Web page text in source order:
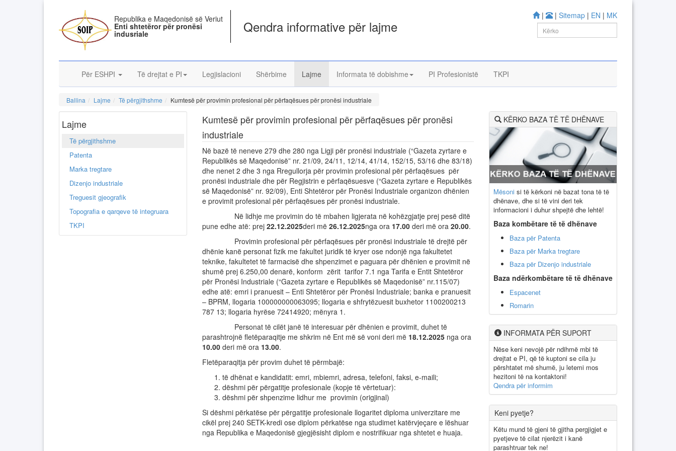
| | Sitemap | EN | MK
Republika e Maqedonisë së Veriut
Enti shtetëror për pronësi
indusriale Qendra informative për lajme
Për ESHPI Të drejtat e PI Legjislacioni Shërbime Lajme Informata të dobishme PI Profesionistë TKPI
Ballina Lajme Të përgjithshme Kumtesë për provimin profesional për përfaqësues për pronësi industriale
Lajme
Të përgjithshme
Patenta
Marka tregtare
Dizenjo industriale
Treguesit gjeografik
Topografia e qarqeve të integruara
TKPI
Kumtesë për provimin profesional për përfaqësues për pronësi
industriale
Në bazë të neneve 279 dhe 280 nga Ligji për pronësi industriale (“Gazeta zyrtare e
Republikës së Maqedonisë” nr. 21/09, 24/11, 12/14, 41/14, 152/15, 53/16 dhe 83/18)
dhe nenet 2 dhe 3 nga Rregullorja për provimin profesional për përfaqësues për
pronësi industriale dhe për Regjistrin e përfaqësuesve (“Gazeta zyrtare e Republikës
së Maqedonisë” nr. 92/09), Enti Shtetëror për Pronësi Industriale organizon dhënien
e provimit profesional për përfaqësues për pronësi industriale.
Në lidhje me provimin do të mbahen ligjerata në kohëzgjatje prej pesë ditë
pune edhe atë: prej 22.12.2025deri më 26.12.2025nga ora 17.00 deri më ora 20.00.
Provimin profesional për përfaqësues për pronësi industriale të drejtë për
dhënie kanë personat fizik me fakultet juridik të kryer ose ndonjë nga fakultetet
teknike, fakultetet të farmacisë dhe shpenzimet e paguara për dhënien e provimit në
shumë prej 6.250,00 denarë, konform zërit tarifor 7.1 nga Tarifa e Entit Shtetëror
për Pronësi Industriale (“Gazeta zyrtare e Republikës së Maqedonisë” nr.115/07)
edhe atë: emri i pranuesit – Enti Shtetëror për Pronësi Industriale; banka e pranuesit
– BPRM, llogaria 100000000063095; llogaria e shfrytëzuesit buxhetor 1100200213
787 13; llogaria hyrëse 72414920; mënyra 1.
Personat të cilët janë të interesuar për dhënien e provimit, duhet të
parashtrojnë fletëparaqitje me shkrim në Ent më së voni deri më 18.12.2025 nga ora
10.00 deri më ora 13.00.
Fletëparaqitja për provim duhet të përmbajë:
të dhënat e kandidatit: emri, mbiemri, adresa, telefoni, faksi, e-maili;
dëshmi për përgatitje profesionale (kopje të vërtetuar):
dëshmi për shpenzime lidhur me provimin (origjinal)
Si dëshmi përkatëse për përgatitje profesionale llogaritet diploma univerzitare me
cikël prej 240 SETK-kredi ose diplom përkatëse nga studimet katërvjeçare e lëshuar
nga Republika e Maqedonisë gjegjësisht diplom e nostrifikuar nga shtetet e huaja.
KËRKO BAZA TË TË DHËNAVE
Mësoni si të kërkoni në bazat tona të të
dhënave, dhe si të vini deri tek
informacioni i duhur shpejtë dhe lehtë!
Baza kombëtare të të dhënave
Baza për Patenta
Baza për Marka tregtare
Baza për Dizenjo industriale
Baza ndërkombëtare të të dhënave
Espacenet
Romarin
INFORMATA PËR SUPORT
Nëse keni nevojë për ndihmë mbi të
drejtat e PI, që të kuptoni se cila ju
përshtatet më shumë, ju letemi mos
hezitoni të na kontaktoni!
Qendra për informim
Keni pyetje?
Këtu mund të gjeni të gjitha pergjigjet e
pyetjeve të cilat njerëzit i kanë
parashtruar tek ne!